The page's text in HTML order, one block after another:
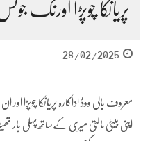
پریانکا چوپڑا اورنک
28/02/2025
معروف بالی ووڈ اداکارہ پریانکا چوپڑا
اپنی بیٹی مالتی میری کےساتھ پہلی بار